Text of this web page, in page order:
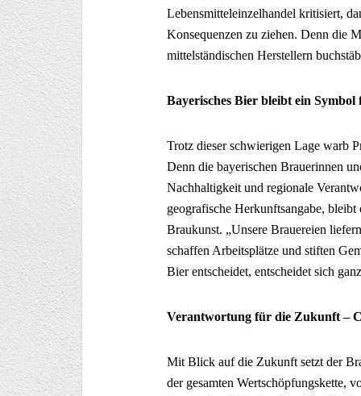
Lebensmitteleinzelhandel kritisiert,
Konsequenzen zu ziehen. Denn die
mittelständischen Herstellern
Bayerisches Bier bleibt ein
Trotz dieser schwierigen Lage warb
Denn die bayerischen Brauerinnen
Nachhaltigkeit und regionale
geografische Herkunftsangabe,
Braukunst. „Unsere Brauereien
schaffen Arbeitsplätze und stiften
Bier entscheidet, entscheidet sich
Verantwortung für die Zukunft –
Mit Blick auf die Zukunft setzt der
der gesamten Wertschöpfungskette,